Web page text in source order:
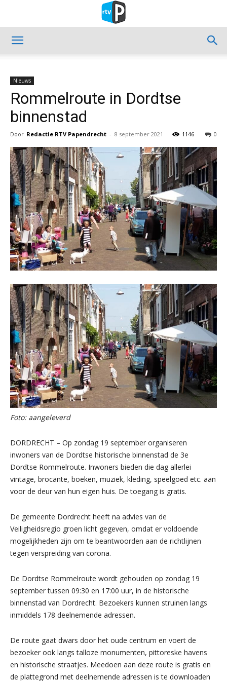
Nieuws
Rommelroute in Dordtse
binnenstad
Door Redactie RTV Papendrecht - 8 september 2021 0
1146
Foto: aangeleverd
DORDRECHT – Op zondag 19 september organiseren
inwoners van de Dordtse historische binnenstad de 3e
Dordtse Rommelroute. Inwoners bieden die dag allerlei
vintage, brocante, boeken, muziek, kleding, speelgoed etc. aan
voor de deur van hun eigen huis. De toegang is gratis.
De gemeente Dordrecht heeft na advies van de
Veiligheidsregio groen licht gegeven, omdat er voldoende
mogelijkheden zijn om te beantwoorden aan de richtlijnen
tegen verspreiding van corona.
De Dordtse Rommelroute wordt gehouden op zondag 19
september tussen 09:30 en 17:00 uur, in de historische
binnenstad van Dordrecht. Bezoekers kunnen struinen langs
inmiddels 178 deelnemende adressen.
De route gaat dwars door het oude centrum en voert de
bezoeker ook langs talloze monumenten, pittoreske havens
en historische straatjes. Meedoen aan deze route is gratis en
de plattegrond met deelnemende adressen is te downloaden